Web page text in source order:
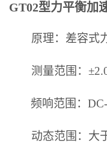
GT02型力平衡加
原理：差容式
测量范围： ±
频响范围：
动态范围：大